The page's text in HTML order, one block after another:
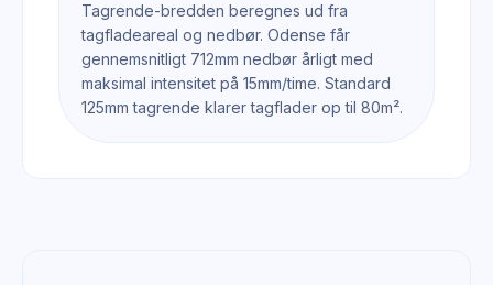
Tagrende-bredden beregnes ud fra
tagfladeareal og nedbør. Odense får
gennemsnitligt 712mm nedbør årligt med
maksimal intensitet på 15mm/time. Standard
125mm tagrende klarer tagflader op til 80m².